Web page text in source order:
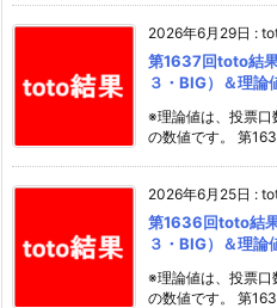
2026年6月29日 :
第1637回toto結
３・BIG）＆理論
※理論値は、投票口
の数値です。 第
2026年6月25日 :
第1636回toto結
３・BIG）＆理論
※理論値は、投票口
の数値です。 第